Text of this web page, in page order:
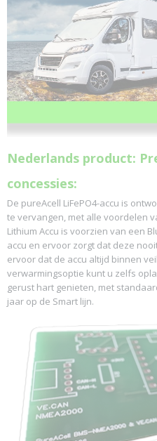
Nederlands product:
concessies:
De pureAcell LiFePO4-accu is
te vervangen, met alle voordelen
Lithium Accu is voorzien van een
accu en ervoor zorgt dat deze
ervoor dat de accu altijd binnen
verwarmingsoptie kunt u zelfs
gerust hart genieten, met
jaar op de Smart lijn.